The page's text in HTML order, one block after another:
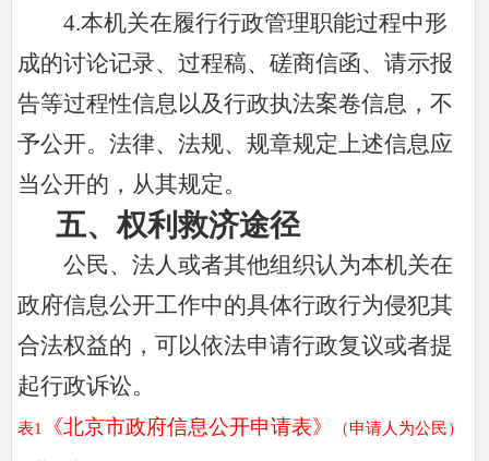
4.本机关在履行行政管理职能过程中形
成的讨论记录、过程稿、磋商信函、请示报
告等过程性信息以及行政执法案卷信息，不
予公开。法律、法规、规章规定上述信息应
当公开的，从其规定。
五、权利救济途径
公民、法人或者其他组织认为本机关在
政府信息公开工作中的具体行政行为侵犯其
合法权益的，可以依法申请行政复议或者提
起行政诉讼。
表1 《北京市政府信息公开申请表》 （申请人为公民）